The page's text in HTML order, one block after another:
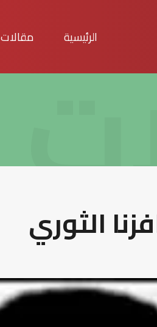
الرئيسية مقالات
الثوري